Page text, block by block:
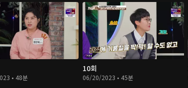
• 48분
10회
06/20/2023 • 45분